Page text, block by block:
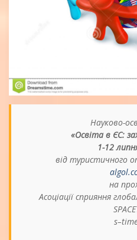
Науково-
«Освіта в ЄС:
1-12
від туристичного
algol.
на
Асоціації сприяння
s–